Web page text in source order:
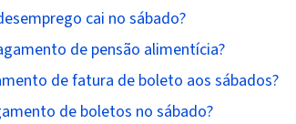
cai no sábado?
de pensão alimentícia?
de fatura de boleto aos sábados?
de boletos no sábado?